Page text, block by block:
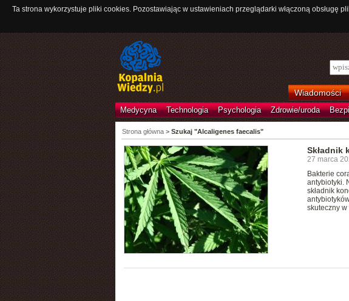
Ta strona wykorzystuje pliki cookies. Pozostawiając w ustawieniach przeglądarki włączoną
Wiadomości
Medycyna Technologia Psychologia Zdrowie/uroda
Strona główna> Szukaj "Alcaligenes faecalis"
Składnik
27 marca
Bakterie
antybiotyki.
składnik
skuteczny